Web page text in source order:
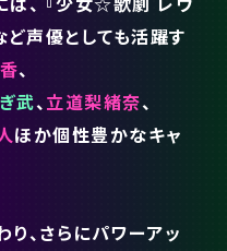
ど声優としても活躍す
、
武、立道梨緒奈、
ほか個性豊かなキャ
、さらにパワーアッ